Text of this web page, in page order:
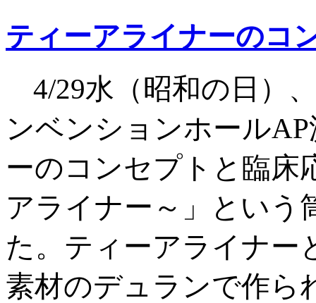
ティーアライナーのコ
4/29水（昭和の日）
ンベンションホール
ーのコンセプトと臨床
アライナー～」という
た。ティーアライナー
素材のデュランで作ら